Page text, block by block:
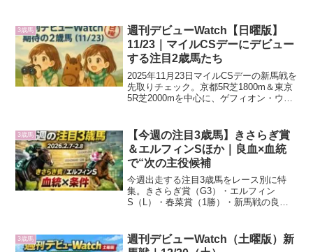
3歳馬
週刊デビューWatch【日曜版】
11/23｜マイルCSデーにデビュー
する注目2歳馬たち
2025年11月23日マイルCSデーの新馬戦を
先取りチェック。京都5R芝1800m＆東京
5R芝2000mを中心に、ゲフィオン・ウイ
注目2歳馬を血統目線で解説します。
3歳馬
【今週の注目3歳馬】きさらぎ賞
＆エルフィンSほか｜良血×血統
で“次の主役候補
今週出走する注目3歳馬をレース別に特
集。きさらぎ賞（G3）・エルフィン
S（L）・春菜賞（1勝）・新馬戦の良血/
3歳馬
週刊デビューWatch（土曜版）新